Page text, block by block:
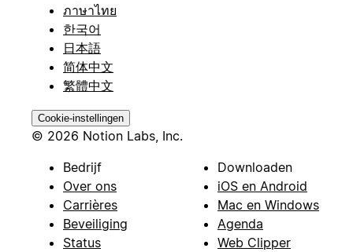
ภาษาไทย
한국어
日本語
简体中文
繁體中文
Cookie-instellingen
© 2026 Notion Labs, Inc.
Bedrijf
Over ons
Carrières
Beveiliging
Status
Downloaden
iOS en Android
Mac en Windows
Agenda
Web Clipper